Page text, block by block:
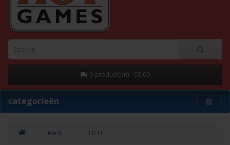
0 product(en) - €0,00
categorieën
Merk HUCH!